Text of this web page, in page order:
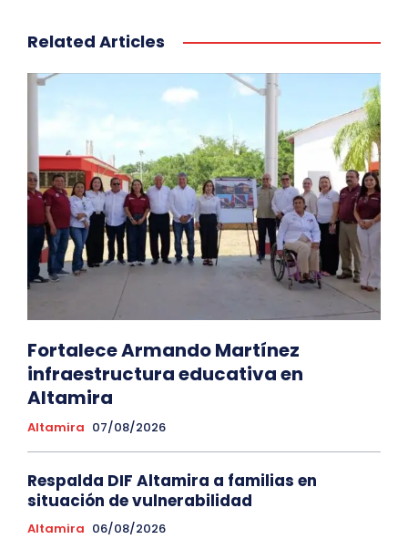
Related Articles
Fortalece Armando Martínez
infraestructura educativa en
Altamira
Altamira 07/08/2026
Respalda DIF Altamira a familias en
situación de vulnerabilidad
Altamira 06/08/2026